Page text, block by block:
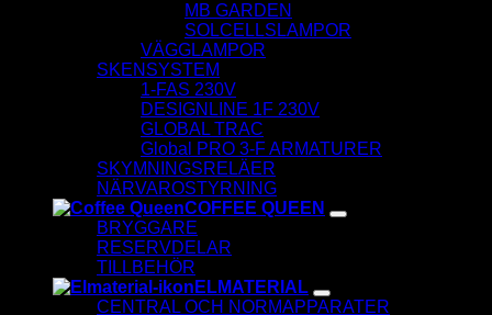
MB GARDEN
SOLCELLSLAMPOR
VÄGGLAMPOR
SKENSYSTEM
1-FAS 230V
DESIGNLINE 1F 230V
GLOBAL TRAC
Global PRO 3-F ARMATURER
SKYMNINGSRELÄER
NÄRVAROSTYRNING
COFFEE QUEEN
BRYGGARE
RESERVDELAR
TILLBEHÖR
ELMATERIAL
CENTRAL OCH NORMAPPARATER